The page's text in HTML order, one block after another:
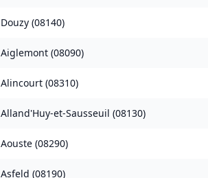
Douzy (08140)
Aiglemont (08090)
Alincourt (08310)
Alland'Huy-et-Sausseuil (08130)
Aouste (08290)
Asfeld (08190)